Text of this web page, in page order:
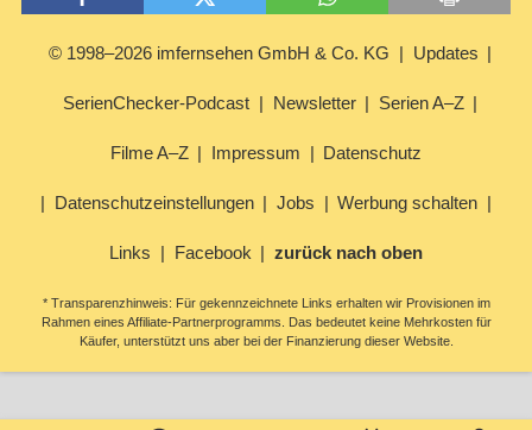
© 1998–2026 imfernsehen GmbH & Co. KG Updates
SerienChecker-Podcast Newsletter Serien A–Z
Filme A–Z Impressum Datenschutz
Datenschutzeinstellungen Jobs Werbung schalten
Links Facebook zurück nach oben
* Transparenzhinweis: Für gekennzeichnete Links erhalten wir Provisionen im
Rahmen eines Affiliate-Partnerprogramms. Das bedeutet keine Mehrkosten für
Käufer, unterstützt uns aber bei der Finanzierung dieser Website.